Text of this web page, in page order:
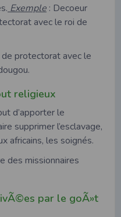
Exemple : Decoeur
avec le roi de
protectorat avec le
religieux
d’apporter le
supprimer l’esclavage,
africains, les soignés.
des missionnaires
par le goÃ»t